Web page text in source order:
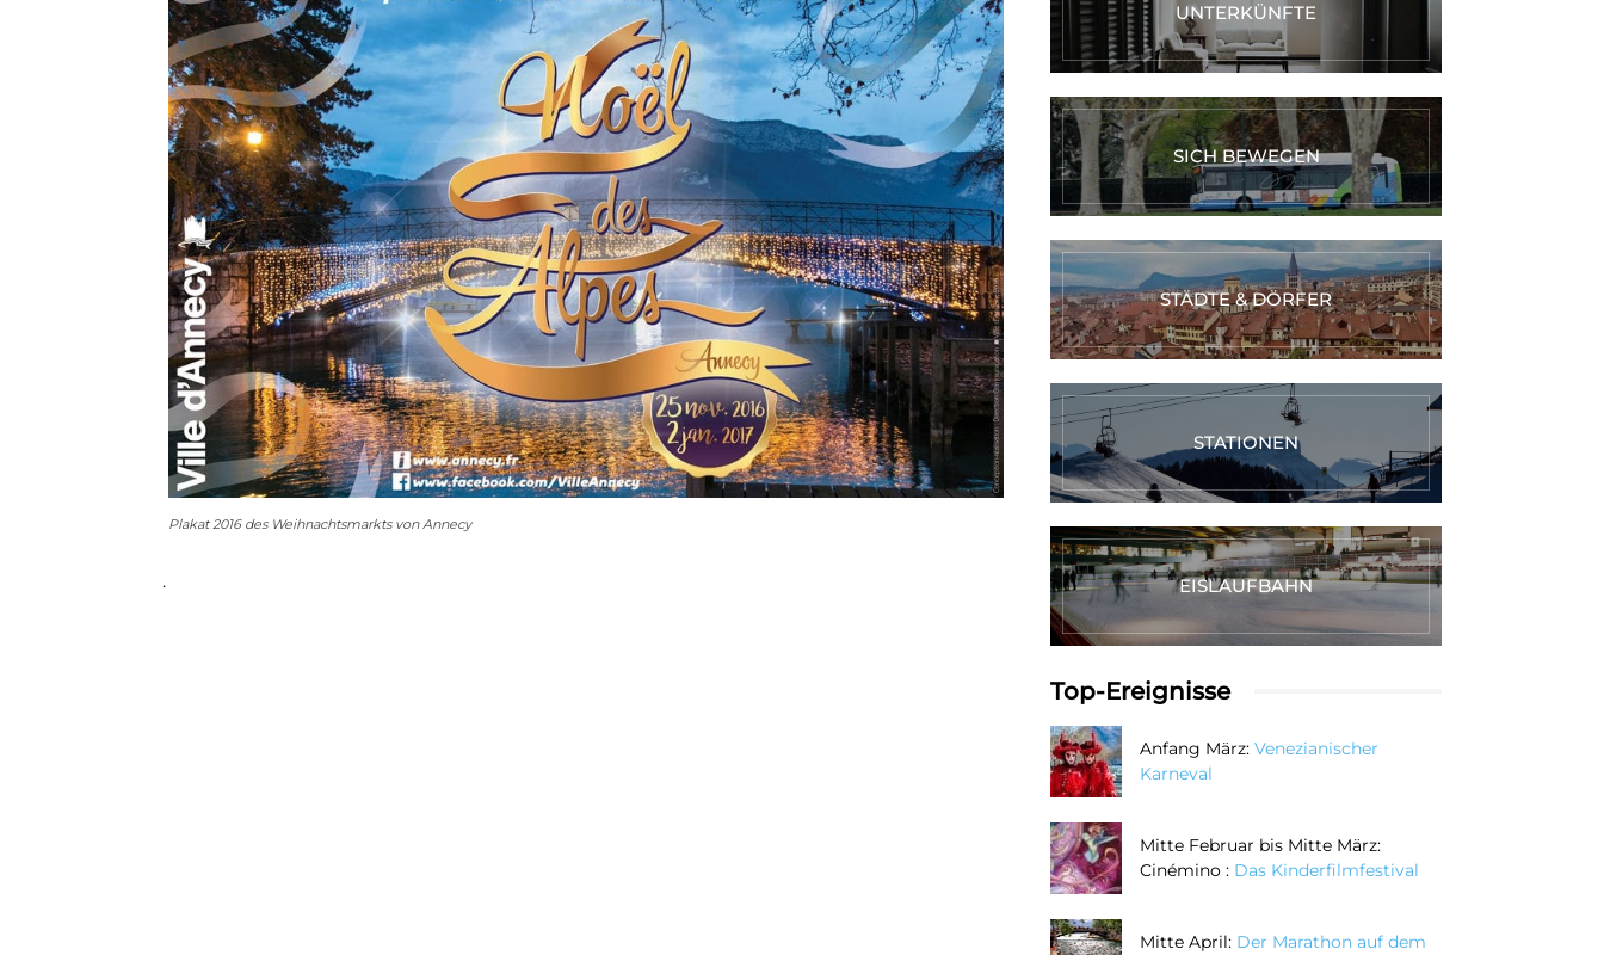
Plakat 2016 des Weihnachtsmarkts von Annecy
.
UNTERKÜNFTE
SICH BEWEGEN
STÄDTE & DÖRFER
STATIONEN
EISLAUFBAHN
Top-Ereignisse
Anfang März: Venezianischer
Karneval
Mitte Februar bis Mitte März:
Cinémino : Das Kinderfilmfestival
Mitte April: Der Marathon auf dem